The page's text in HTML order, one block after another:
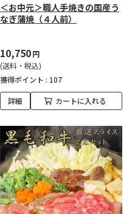
＜お中元＞職人手焼きの国産う
なぎ蒲焼（４人前）
10,750円
(送料・税込)
獲得ポイント : 107
詳細 カートに入れる